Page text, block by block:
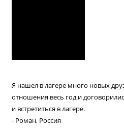
Я нашел в лагере много новых
отношения весь год и
и встретиться в лагере.
- Роман, Россия